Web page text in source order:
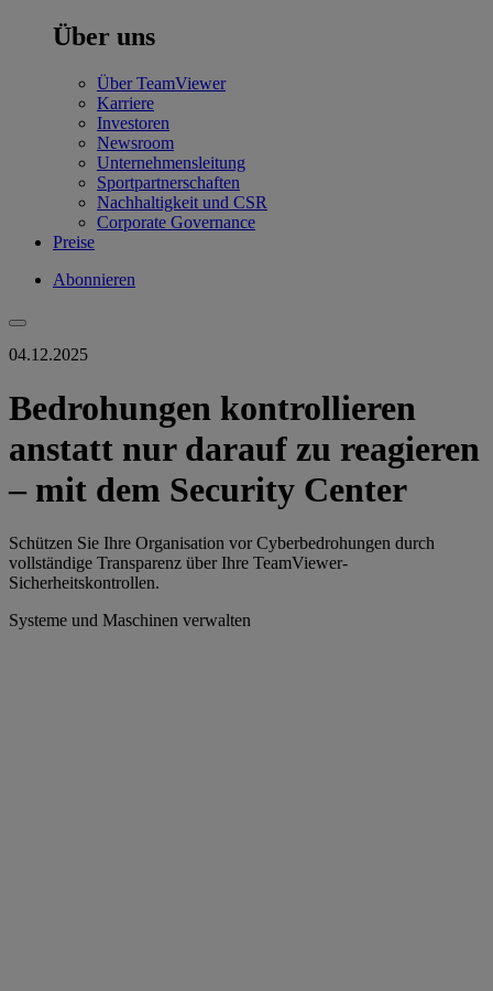
Über uns
Über TeamViewer
Karriere
Investoren
Newsroom
Unternehmensleitung
Sportpartnerschaften
Nachhaltigkeit und CSR
Corporate Governance
Preise
Abonnieren
04.12.2025
Bedrohungen kontrollieren
anstatt nur darauf zu reagieren
– mit dem Security Center
Schützen Sie Ihre Organisation vor Cyberbedrohungen durch
vollständige Transparenz über Ihre TeamViewer-
Sicherheitskontrollen.
Systeme und Maschinen verwalten